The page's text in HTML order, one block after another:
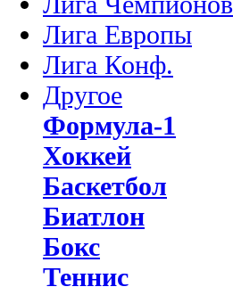
Лига Европы
Лига Конф.
Другое
Формула-1
Хоккей
Баскетбол
Биатлон
Бокс
Теннис